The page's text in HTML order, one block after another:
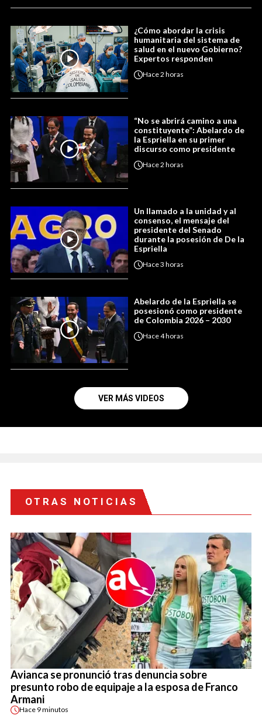
¿Cómo abordar la crisis
humanitaria del sistema de
salud en el nuevo Gobierno?
Expertos responden
Hace2 horas
“No se abrirá camino a una
constituyente”: Abelardo de
la Espriella en su primer
discurso como presidente
Hace2 horas
Un llamado a la unidad y al
consenso, el mensaje del
presidente del Senado
durante la posesión de De la
Espriella
Hace3 horas
Abelardo de la Espriella se
posesionó como presidente
de Colombia 2026 – 2030
Hace4 horas
VER MÁS VIDEOS
OTRAS NOTICIAS
Avianca se pronunció tras denuncia sobre
presunto robo de equipaje a la esposa de Franco
Armani
Hace 9 minutos